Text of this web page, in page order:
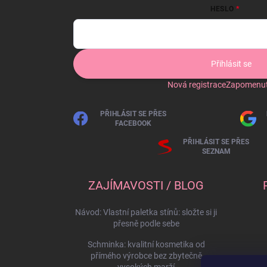
HESLO
Přihlásit se
Nová registrace
PŘIHLÁSIT SE PŘES
FACEBOOK
PŘIHLÁSIT SE PŘES
SEZNAM
ZAJÍMAVOSTI / BLOG
Návod: Vlastní paletka stínů: složte si ji
přesně podle sebe
Schminka: kvalitní kosmetika od
přímého výrobce bez zbytečně